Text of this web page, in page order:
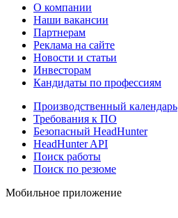
О компании
Наши вакансии
Партнерам
Реклама на сайте
Новости и статьи
Инвесторам
Кандидаты по профессиям
Производственный календарь
Требования к ПО
Безопасный HeadHunter
HeadHunter API
Поиск работы
Поиск по резюме
Мобильное приложение